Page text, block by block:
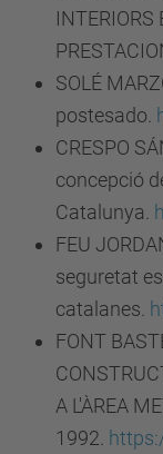
INTERIORS
SOLÉ
postesado.
CRESPO
concepció
Catalunya.
FEU
seguretat
catalanes.
FONT
A L'ÀREA
1992.